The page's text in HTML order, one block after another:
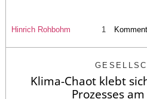
Hinrich Rohbohm 1
Klima-Chaot klebt
Prozesses